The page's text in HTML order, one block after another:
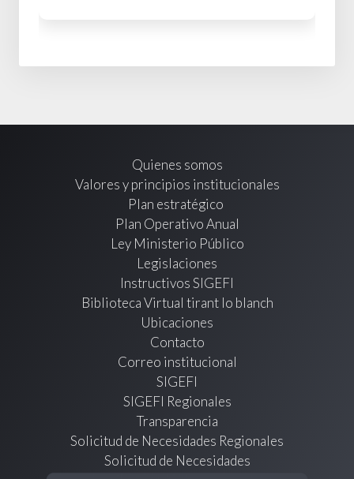
Quienes somos
Valores y principios institucionales
Plan estratégico
Plan Operativo Anual
Ley Ministerio Público
Legislaciones
Instructivos SIGEFI
Biblioteca Virtual tirant lo blanch
Ubicaciones
Contacto
Correo institucional
SIGEFI
SIGEFI Regionales
Transparencia
Solicitud de Necesidades Regionales
Solicitud de Necesidades